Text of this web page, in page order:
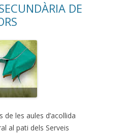
DE
de les aules d’acollida
al pati dels Serveis